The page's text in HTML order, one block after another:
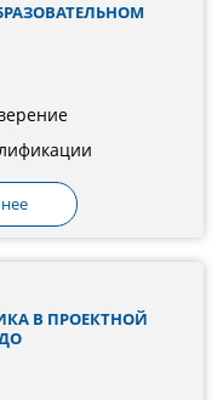
В ПРОЕКТНОЙ